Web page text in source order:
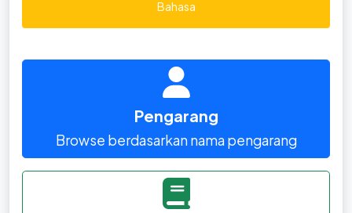
Bahasa
Pengarang
Browse berdasarkan nama pengarang